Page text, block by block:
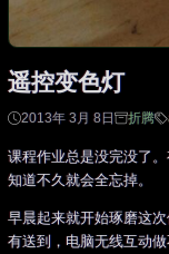
遥控变色灯
2013年 3月 8日 折腾
课程作业总是没完没了
知道不久就会全忘掉。
早晨起来就开始琢磨这
有送到，电脑无线互动